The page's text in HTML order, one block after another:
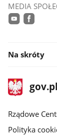
MEDIA
Na skróty
stopka
gov.plStrona
gov.pl
Rządowe
Polityka